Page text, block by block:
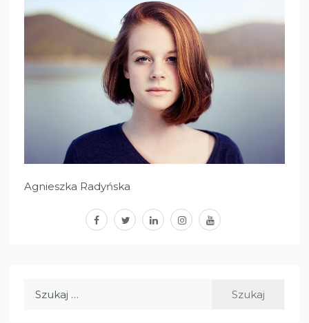
Agnieszka Radyńska
facebook
twitterlinkedininstagram
youtube